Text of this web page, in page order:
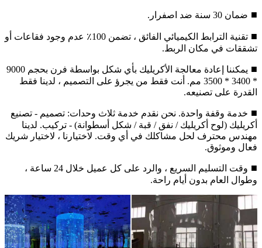
■ ضمان 30 سنة ضد اصفرار.
■
تقنية الترابط الكيميائي الفائق ، تضمن 100٪ عدم وجود فقاعات أو
تشققات في مكان الربط.
■
يمكننا إعادة معالجة الأكريليك بأي شكل بواسطة فرن بحجم 9000
* 3400 * 3500 مم. أنت فقط من يجرؤ على التصميم ، لدينا فقط
القدرة على تصنيعه.
■ خدمة وقفة واحدة. نحن نقدم خدمة ثلاث وحدات: تصميم - تصنيع
أكريليك (لوح أكريليك / نفق / قبة / شكل أسطوانة) - تركيب. لدينا
مهندس محترف لحل مشاكلك في أي وقت. لاختيارنا ، لاختيار شريك
فعال وموثوق.
■
وقت التسليم السريع ، والرد على كل عميل خلال 24 ساعة ،
وطوال العام بدون أيام راحة.